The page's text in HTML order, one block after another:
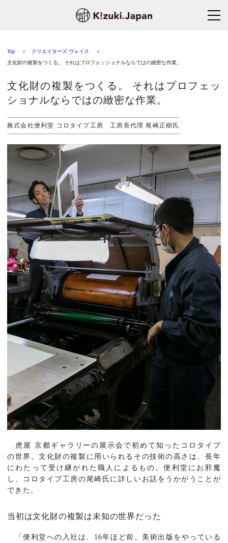
Top
クリエイターズ ヴォイス
文化財の複製をつくる。 それはプロフェッショナルならではの緻密な作業。
文化財の複製をつくる。 それはプロフェッ
ショナルならではの緻密な作業。
株式会社便利堂 コロタイプ工房 工房長代理 尾崎正樹氏
虎屋 京都ギャラリーの展示会で初めて知ったコロタイプ
の世界。文化財の複製に用いられるその技術の高さは、長年
にわたって受け継がれた職人によるもの。便利堂にお邪魔
し、コロタイプ工房の尾崎氏に詳しいお話をうかがうことが
できた。
当初は文化財の複製は未知の世界だった
「便利堂への入社は、16年ほど前。美術出版をやっている